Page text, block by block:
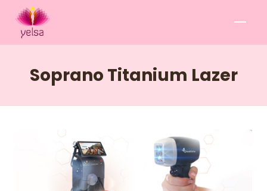
Soprano Titanium Lazer